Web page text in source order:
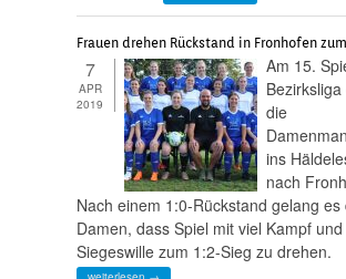
Frauen drehen Rückstand in Fronhofen
7
APR
2019
Am 15.
die
ins
nach
Nach einem 1:0-Rückstand gelang es
Damen, dass Spiel mit viel Kampf und
Siegeswille zum 1:2-Sieg zu drehen.